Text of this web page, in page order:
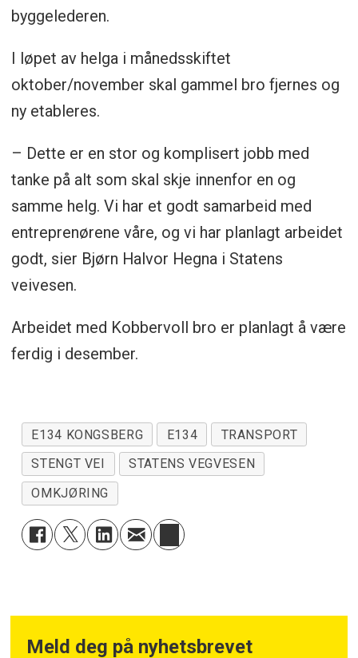
byggelederen.
I løpet av helga i månedsskiftet
oktober/november skal gammel bro fjernes og
ny etableres.
– Dette er en stor og komplisert jobb med
tanke på alt som skal skje innenfor en og
samme helg. Vi har et godt samarbeid med
entreprenørene våre, og vi har planlagt arbeidet
godt, sier Bjørn Halvor Hegna i Statens
veivesen.
Arbeidet med Kobbervoll bro er planlagt å være
ferdig i desember.
E134 KONGSBERG E134
TRANSPORT
STENGT VEI
STATENS VEGVESEN
OMKJØRING
Meld deg på nyhetsbrevet